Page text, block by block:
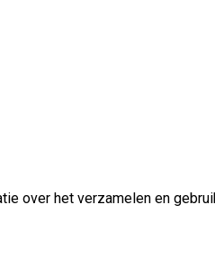
over het verzamelen en